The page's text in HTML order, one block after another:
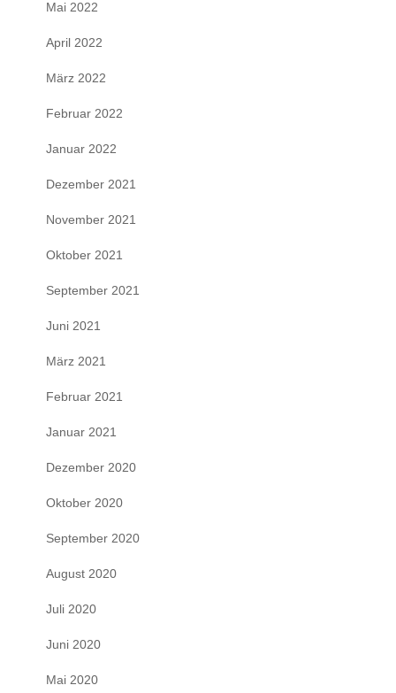
Mai 2022
April 2022
März 2022
Februar 2022
Januar 2022
Dezember 2021
November 2021
Oktober 2021
September 2021
Juni 2021
März 2021
Februar 2021
Januar 2021
Dezember 2020
Oktober 2020
September 2020
August 2020
Juli 2020
Juni 2020
Mai 2020